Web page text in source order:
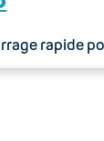
rapide